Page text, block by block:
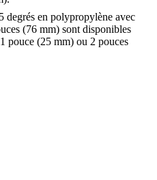
degrés en polypropylène avec
(76 mm) sont disponibles
pouce (25 mm) ou 2 pouces